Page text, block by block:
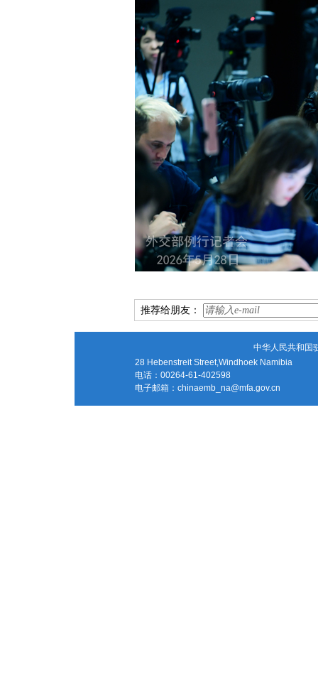
推荐给朋友：
中华人民共和国
28 Hebenstreit Street,Windhoek Namibia
电话：00264-61-402598
电子邮箱： chinaemb_na@mfa.gov.cn